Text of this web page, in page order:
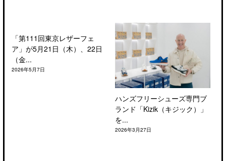
「第111回東京レザーフェ
ア」が5月21日（木）、22日
（金...
2026年5月7日
ハンズフリーシューズ専門ブ
ランド「Kizik（キジック）」
を...
2026年3月27日